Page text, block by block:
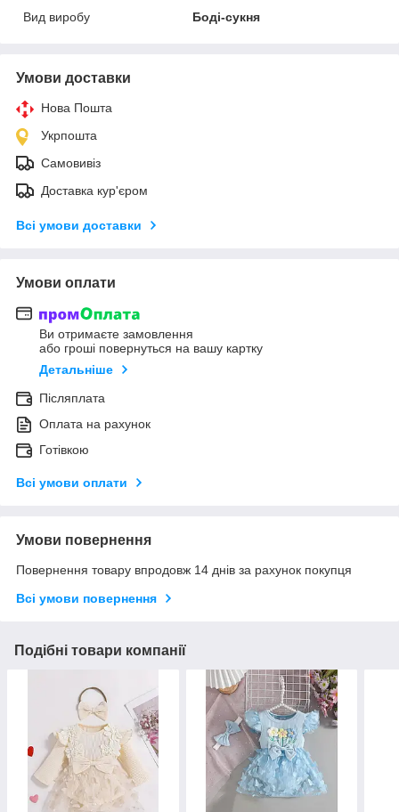
Вид виробу
Боді-сукня
Умови доставки
Нова Пошта
Укрпошта
Самовивіз
Доставка кур'єром
Всі умови доставки
Умови оплати
Ви отримаєте замовлення
або гроші повернуться на вашу картку
Детальніше
Післяплата
Оплата на рахунок
Готівкою
Всі умови оплати
Умови повернення
Повернення товару впродовж 14 днів за рахунок покупця
Всі умови повернення
Подібні товари компанії